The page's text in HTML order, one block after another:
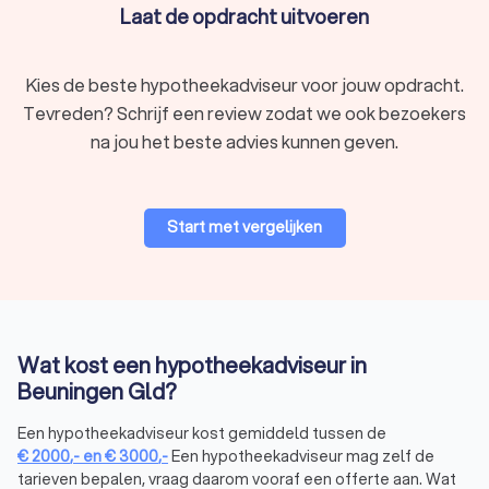
Gld kijkt naar jouw situatie en wensen en biedt een op
maat gemaakte oplossing.
afhandeling, een hypotheekadviseur in Beuningen Gld
helpt je bij elke stap.
Er zijn verschillende soorten hypotheekadviseurs in
Bankgebonden hypotheekadviseur:
geeft
hypotheekadvies specifiek voor de producten van één
bank.
Hypotheekcoach:
helpt je bij financiële planning en
begeleiding in het hypotheekproces.
Een onafhankelijke hypotheekadviseur biedt een belangrijk
Laat de opdracht uitvoeren
Kies de beste hypotheekadviseur voor jouw opdracht.
Tevreden? Schrijf een review zodat we ook bezoekers
na jou het beste advies kunnen geven.
Start met vergelijken
Wat kost een hypotheekadviseur in
Beuningen Gld?
Een hypotheekadviseur kost gemiddeld tussen de
€2000,- en€3000,-Een hypotheekadviseur mag zelf de
tarieven bepalen, vraag daarom vooraf een offerte aan. Wat